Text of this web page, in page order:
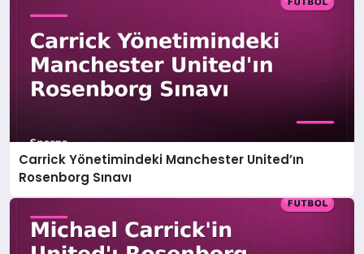
Carrick Yönetimindeki Manchester United’ın
Rosenborg Sınavı